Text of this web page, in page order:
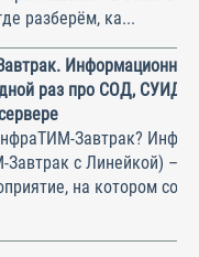
разберём, ка...
раз про СОД, СУИД и
Завтрак?
Завтрак с Линейкой) –
на котором